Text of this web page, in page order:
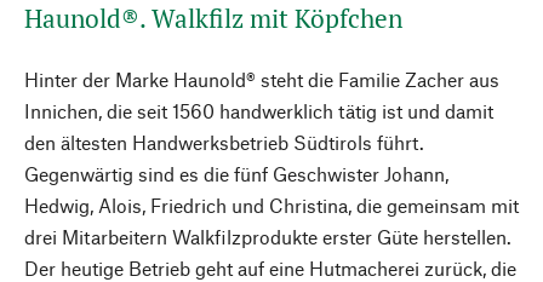
Haunold®. Walkfilz mit Köpfchen
Hinter der Marke Haunold® steht die Familie Zacher aus
Innichen, die seit 1560 handwerklich tätig ist und damit
den ältesten Handwerksbetrieb Südtirols führt.
Gegenwärtig sind es die fünf Geschwister Johann,
Hedwig, Alois, Friedrich und Christina, die gemeinsam mit
drei Mitarbeitern Walkfilzprodukte erster Güte herstellen.
Der heutige Betrieb geht auf eine Hutmacherei zurück, die